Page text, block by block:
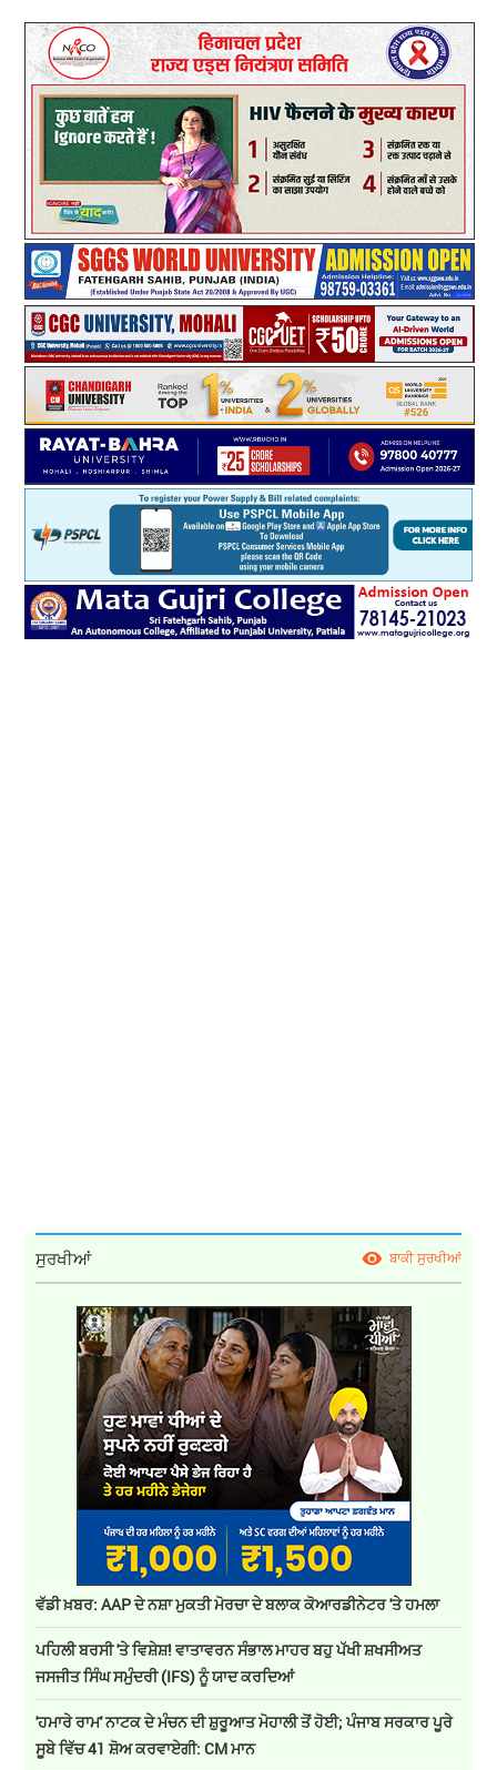
ਸੁਰਖੀਆਂ ਬਾਕੀ ਸੁਰਖੀਆਂ
ਵੱਡੀ ਖ਼ਬਰ: AAP ਦੇ ਨਸ਼ਾ ਮੁਕਤੀ ਮੋਰਚਾ ਦੇ ਬਲਾਕ ਕੋਆਰਡੀਨੇਟਰ 'ਤੇ ਹਮਲਾ
ਪਹਿਲੀ ਬਰਸੀ 'ਤੇ ਵਿਸ਼ੇਸ਼! ਵਾਤਾਵਰਨ ਸੰਭਾਲ ਮਾਹਰ ਬਹੁ ਪੱਖੀ ਸ਼ਖਸੀਅਤ
ਜਸਜੀਤ ਸਿੰਘ ਸਮੁੰਦਰੀ (IFS) ਨੂੰ ਯਾਦ ਕਰਦਿਆਂ
'ਹਮਾਰੇ ਰਾਮ' ਨਾਟਕ ਦੇ ਮੰਚਨ ਦੀ ਸ਼ੁਰੂਆਤ ਮੋਹਾਲੀ ਤੋਂ ਹੋਈ; ਪੰਜਾਬ ਸਰਕਾਰ ਪੂਰੇ
ਸੂਬੇ ਵਿੱਚ 41 ਸ਼ੋਅ ਕਰਵਾਏਗੀ: CM ਮਾਨ